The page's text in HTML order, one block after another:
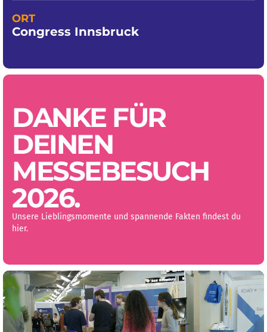
ORT
Congress Innsbruck
DANKE FÜR
DEINEN
MESSEBESUCH
2026.
Unsere Lieblingsmomente und spannende Fakten findest du
hier.